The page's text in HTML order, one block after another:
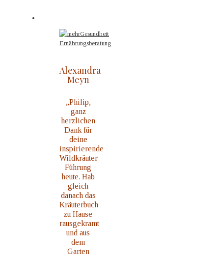
Alexandra
Meyn
„Philip,
ganz
herzlichen
Dank für
deine
inspirierende
Wildkräuter
Führung
heute. Hab
gleich
danach das
Kräuterbuch
zu Hause
rausgekramt
und aus
dem
Garten